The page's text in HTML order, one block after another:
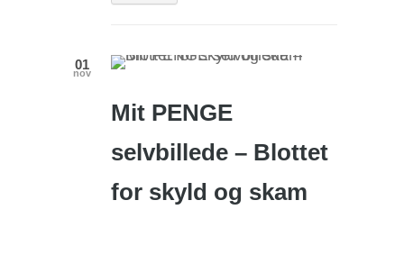
01
nov
Mit PENGE
selvbillede – Blottet
for skyld og skam